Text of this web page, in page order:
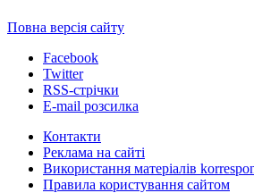
Повна версія сайту
Facebook
Twitter
RSS-стрічки
E-mail розсилка
Контакти
Реклама на сайті
Використання матеріалів
Правила користування сайтом